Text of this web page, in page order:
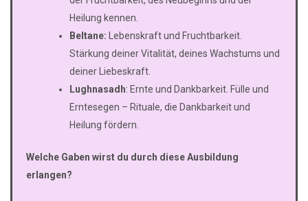
Heilung kennen.
Beltane: Lebenskraft und Fruchtbarkeit.
Stärkung deiner Vitalität, deines Wachstums und
deiner Liebeskraft.
Lughnasadh: Ernte und Dankbarkeit. Fülle und
Erntesegen – Rituale, die Dankbarkeit und
Heilung fördern.
Welche Gaben wirst du durch diese Ausbildung
erlangen?